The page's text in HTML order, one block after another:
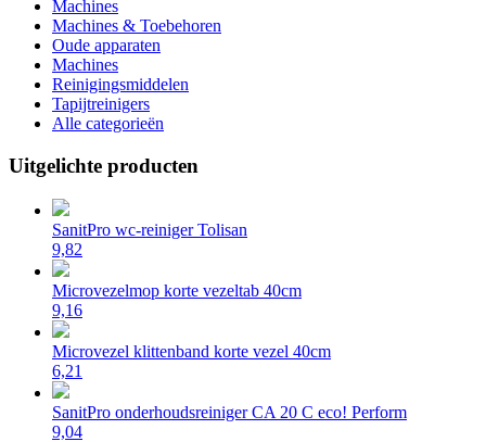
Machines
Machines & Toebehoren
Oude apparaten
Machines
Reinigingsmiddelen
Tapijtreinigers
Alle categorieën
Uitgelichte producten
SanitPro wc-reiniger Tolisan
9,82
Microvezelmop korte vezeltab 40cm
9,16
Microvezel klittenband korte vezel 40cm
6,21
SanitPro onderhoudsreiniger CA 20 C eco! Perform
9,04